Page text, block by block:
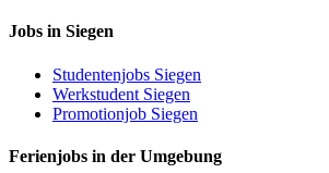
Jobs in Siegen
Studentenjobs Siegen
Werkstudent Siegen
Promotionjob Siegen
Ferienjobs in der Umgebung